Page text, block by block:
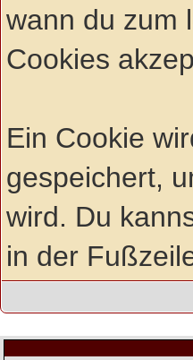
wann du zum
Cookies
Ein Cookie
gespeichert,
wird. Du
in der